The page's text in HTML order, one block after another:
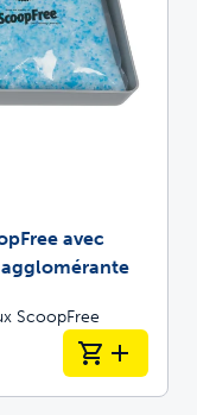
avec
ScoopFree